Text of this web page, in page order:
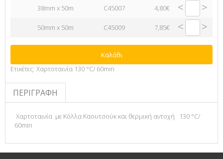
38mm x 50m C45007 4,80€ < >
50mm x 50m C45009 7,85€ < >
Καλάθι
Ετικέτες: Χαρτοταινία 130 °C/ 60min
ΠΕΡΙΓΡΑΦΉ
Χαρτοταινία με Κόλλα Καουτσούκ και θερμική αντοχή 130 °C/
60min